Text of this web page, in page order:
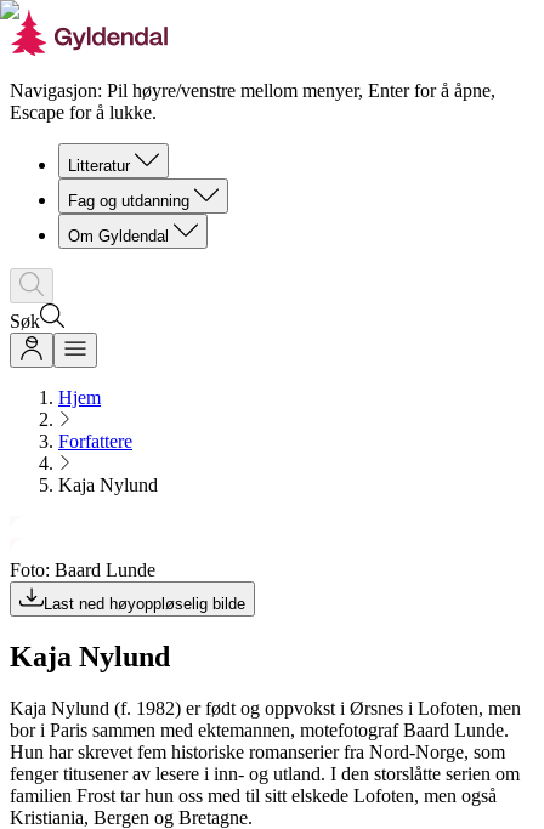
Navigasjon: Pil høyre/venstre mellom menyer, Enter for å åpne,
Escape for å lukke.
Litteratur
Fag og utdanning
Om Gyldendal
Søk
Hjem
Forfattere
Kaja Nylund
Foto: Baard Lunde
Last ned høyoppløselig bilde
Kaja Nylund
Kaja Nylund (f. 1982) er født og oppvokst i Ørsnes i Lofoten, men
bor i Paris sammen med ektemannen, motefotograf Baard Lunde.
Hun har skrevet fem historiske romanserier fra Nord-Norge, som
fenger titusener av lesere i inn- og utland. I den storslåtte serien om
familien Frost tar hun oss med til sitt elskede Lofoten, men også
Kristiania, Bergen og Bretagne.